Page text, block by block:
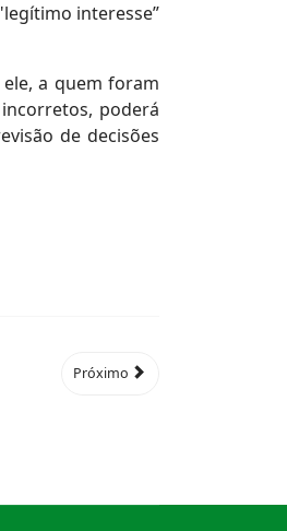
interesse”
a quem foram
poderá
de decisões
Próximo